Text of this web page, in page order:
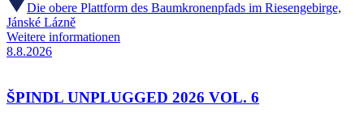
Die obere Plattform des Baumkronenpfads im Riesengebirge,
Jánské Lázně
Weitere informationen
8.8.2026
ŠPINDL UNPLUGGED 2026 VOL. 6